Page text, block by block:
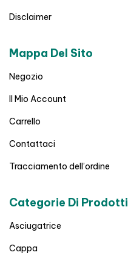
Disclaimer
Mappa Del Sito
Negozio
Il Mio Account
Carrello
Contattaci
Tracciamento dell’ordine
Categorie Di Prodotti
Asciugatrice
Cappa